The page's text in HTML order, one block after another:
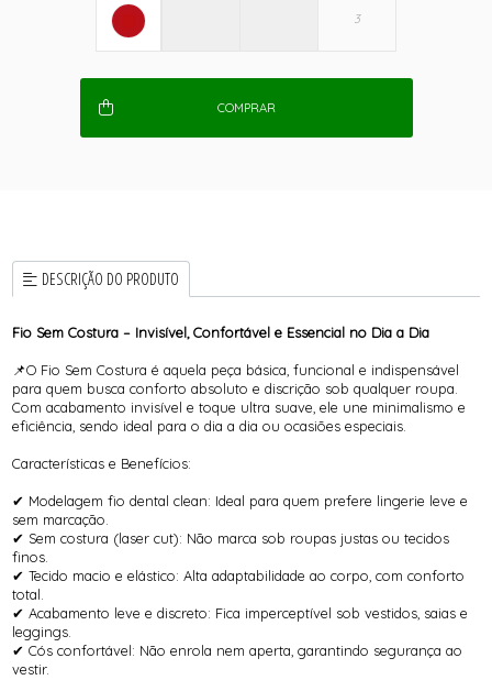
COMPRAR
DESCRIÇÃO DO PRODUTO
Fio Sem Costura – Invisível, Confortável e Essencial no Dia a Dia
📌O Fio Sem Costura é aquela peça básica, funcional e indispensável
para quem busca conforto absoluto e discrição sob qualquer roupa.
Com acabamento invisível e toque ultra suave, ele une minimalismo e
eficiência, sendo ideal para o dia a dia ou ocasiões especiais.
Características e Benefícios:
✔ Modelagem fio dental clean: Ideal para quem prefere lingerie leve e
sem marcação.
✔ Sem costura (laser cut): Não marca sob roupas justas ou tecidos
finos.
✔ Tecido macio e elástico: Alta adaptabilidade ao corpo, com conforto
total.
✔ Acabamento leve e discreto: Fica imperceptível sob vestidos, saias e
leggings.
✔ Cós confortável: Não enrola nem aperta, garantindo segurança ao
vestir.